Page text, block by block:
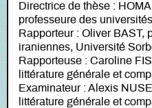
Directrice de thèse :
professeure des
Rapporteur : Oliver BAST,
iraniennes, Université
Rapporteuse : Caroline
littérature générale et
Examinateur : Alexis
littérature générale et